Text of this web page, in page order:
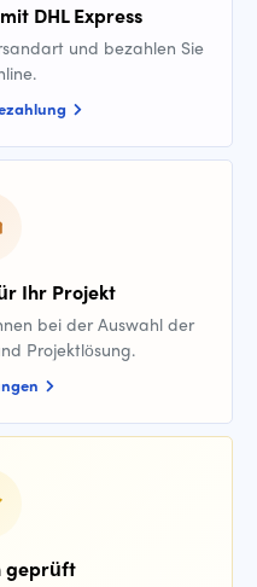
DHL Express
und bezahlen Sie
Ihr Projekt
bei der Auswahl der
Projektlösung.
geprüft